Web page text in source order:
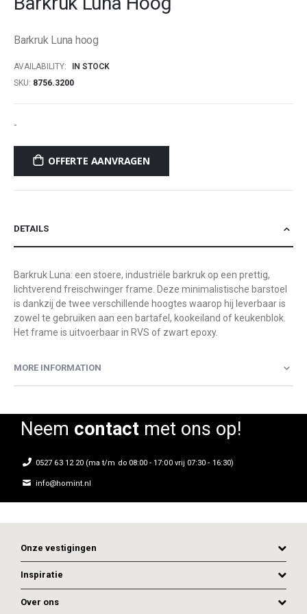
the
gallery
Barkruk Luna hoog
AVAILABILITY:
IN STOCK
SKU 8756.3200
-
OFFERTE AANVRAGEN
DETAILS
Barkruk Luna: een stoere, industriële barkruk op een prettig,
lichtverend freischwinger frame. Deze minimalistische barstoel
is dankzij de twee verschillende hoogtes waarop hij leverbaar is
zowel te gebruiken aan een bartafel, kookeiland of keukenblok.
Het frame is uitvoerbaar in RVS of zwart epoxy.
MORE INFORMATION
Neem contactmet ons op!
0527 63 12 20 (ma t/m do 08:00 - 17:00 vrij 07:30 - 16:30)
info@homint.nl
Onze vestigingen
Inspiratie
Over ons